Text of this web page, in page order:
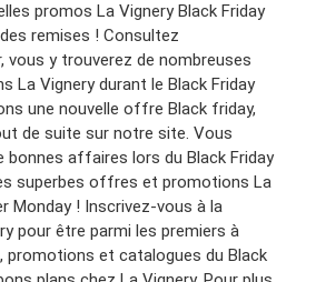
promos La Vignery Black Friday
remises ! Consultez
vous y trouverez de nombreuses
Vignery durant le Black Friday
une nouvelle offre Black friday,
de suite sur notre site. Vous
bonnes affaires lors du Black Friday
superbes offres et promotions La
Monday ! Inscrivez-vous à la
pour être parmi les premiers à
et catalogues du Black